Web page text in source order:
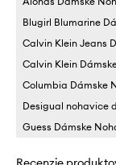
Blugirl Blumarine
Calvin Klein Jeans
Calvin Klein
Columbia Dámske
Desigual nohavice
Guess Dámske